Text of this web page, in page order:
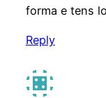
forma e tens
Reply